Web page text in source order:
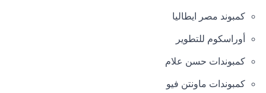
كمبوند مصر ايطاليا
أوراسكوم للتطوير
كمبوندات حسن علام
كمبوندات ماونتن فيو